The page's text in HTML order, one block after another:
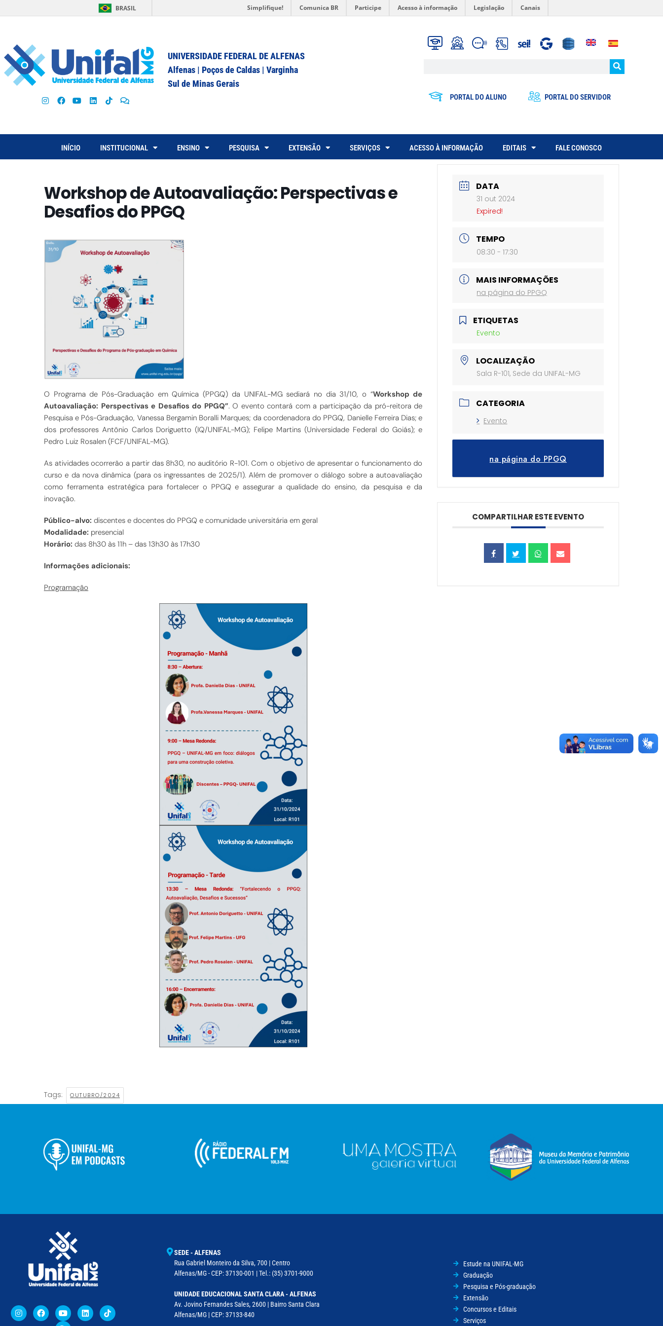
BRASIL Simplifique! Comunica BR Participe Acesso à informação Legislação Canais
UNIVERSIDADE FEDERAL DE ALFENAS
Alfenas | Poços de Caldas | Varginha
Sul de Minas Gerais
PORTAL DO ALUNO PORTAL DO SERVIDOR
INÍCIO INSTITUCIONAL ENSINO PESQUISA EXTENSÃO SERVIÇOS ACESSO À INFORMAÇÃO EDITAIS FALE CONOSCO
Workshop de Autoavaliação: Perspectivas e
Desafios do PPGQ
O Programa de Pós-Graduação em Química (PPGQ) da UNIFAL-MG sediará no dia 31/10, o “Workshop de
Autoavaliação: Perspectivas e Desafios do PPGQ”. O evento contará com a participação da pró-reitora de
Pesquisa e Pós-Graduação, Vanessa Bergamin Boralli Marques; da coordenadora do PPGQ, Danielle Ferreira Dias; e
dos professores Antônio Carlos Doriguetto (IQ/UNIFAL-MG); Felipe Martins (Universidade Federal do Goiás); e
Pedro Luiz Rosalen (FCF/UNIFAL-MG).
As atividades ocorrerão a partir das 8h30, no auditório R-101. Com o objetivo de apresentar o funcionamento do
curso e da nova dinâmica (para os ingressantes de 2025/1). Além de promover o diálogo sobre a autoavaliação
como ferramenta estratégica para fortalecer o PPGQ e assegurar a qualidade do ensino, da pesquisa e da
inovação.
Público-alvo: discentes e docentes do PPGQ e comunidade universitária em geral
Modalidade: presencial
Horário: das 8h30 às 11h – das 13h30 às 17h30
Informações adicionais:
Programação
Tags: OUTUBRO/2024
DATA
31 out 2024
Expired!
TEMPO
08:30 - 17:30
MAIS INFORMAÇÕES
na página do PPGQ
ETIQUETAS
Evento
LOCALIZAÇÃO
Sala R-101, Sede da UNIFAL-MG
CATEGORIA
Evento
na página do PPGQ
COMPARTILHAR ESTE EVENTO
SEDE - ALFENAS
Rua Gabriel Monteiro da Silva, 700 | Centro
Alfenas/MG - CEP: 37130-001 | Tel.: (35) 3701-9000
UNIDADE EDUCACIONAL SANTA CLARA - ALFENAS
Av. Jovino Fernandes Sales, 2600 | Bairro Santa Clara
Alfenas/MG | CEP: 37133-840
Estude na UNIFAL-MG
Graduação
Pesquisa e Pós-graduação
Extensão
Concursos e Editais
Serviços